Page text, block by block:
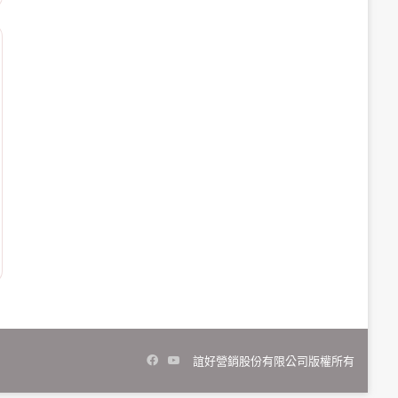
誼好營銷股份有限公司版權所有
Facebook
YouTube